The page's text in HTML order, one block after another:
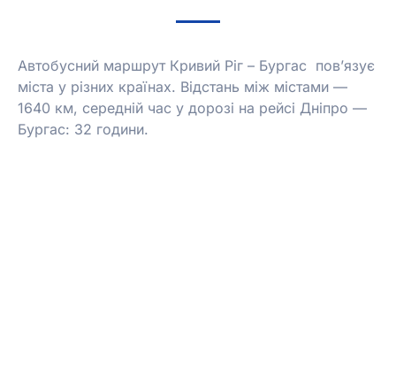
Автобусний маршрут Кривий Ріг – Бургас пов’язує
міста у різних країнах. Відстань між містами —
1640 км, середній час у дорозі на рейсі Дніпро —
Бургас: 32 години.